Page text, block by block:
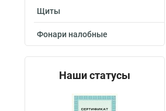
Щиты
Фонари налобные
Наши статусы